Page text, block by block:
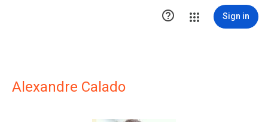
 Sign in
Alexandre Calado